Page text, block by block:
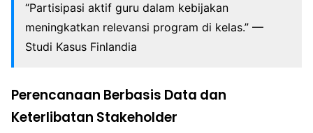
“Partisipasi aktif guru dalam kebijakan
meningkatkan relevansi program di kelas.” —
Studi Kasus Finlandia
Perencanaan Berbasis Data dan
Keterlibatan Stakeholder